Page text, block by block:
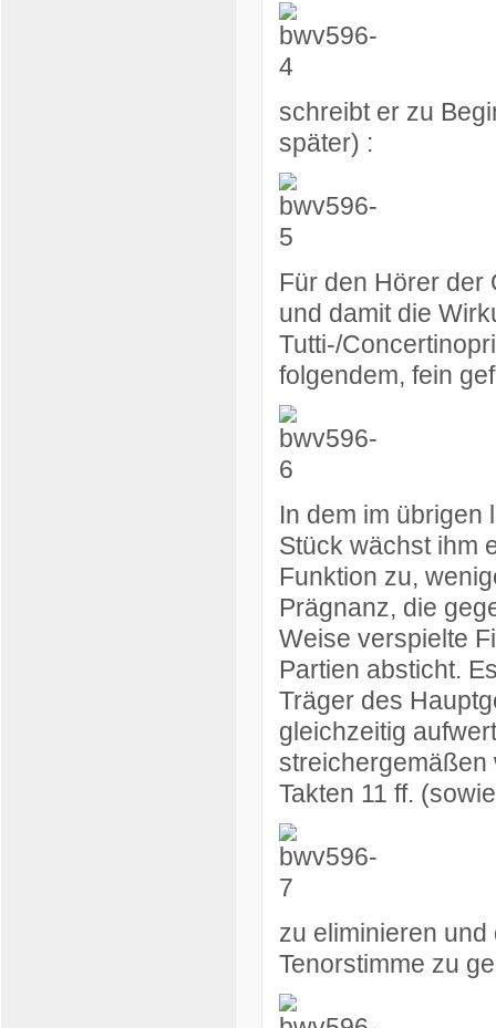
schreibt er zu
später) :
Für den Hörer
und damit die
Tutti-/
folgendem, fein
In dem im übrigen
Stück wächst ihm
Funktion zu,
Prägnanz, die
Weise verspielte
Partien absticht.
Träger des
gleichzeitig
streichergemäßen
Takten 11 ff.
zu eliminieren
Tenorstimme zu